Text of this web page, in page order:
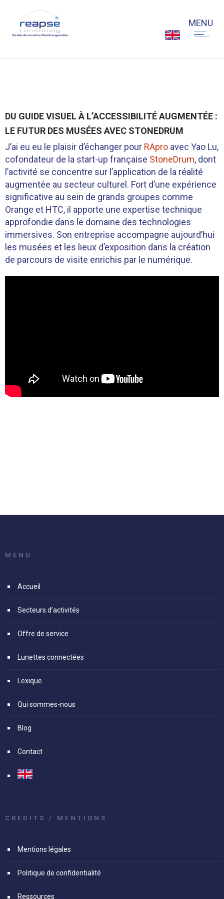
DU GUIDE VISUEL À L’ACCESSIBILITÉ AUGMENTÉE :
LE FUTUR DES MUSÉES AVEC STONEDRUM
J’ai eu eu le plaisir d’échanger pour RApro avec Yao Lu,
cofondateur de la start-up française StoneDrum, dont
l’activité se concentre sur l’application de la réalité
augmentée au secteur culturel. Fort d’une expérience
significative au sein de grands groupes comme
Orange et HTC, il apporte une expertise technique
approfondie dans le domaine des technologies
immersives. Son entreprise accompagne aujourd’hui
les musées et les lieux d’exposition dans la création
de parcours de visite enrichis par le numérique.
MENU
Accueil
Secteurs d’activités
Offre de service
Lunettes connectées
Lexique
Qui sommes-nous
Blog
Contact
CRÉDITS / MENTIONS
Mentions légales
Politique de confidentialité
Ressources